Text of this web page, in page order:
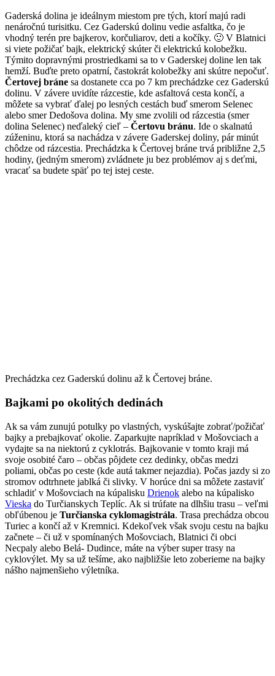
Gaderská dolina je ideálnym miestom pre tých, ktorí majú radi
nenáročnú turisitku. Cez Gaderskú dolinu vedie asfaltka, čo je
vhodný terén pre bajkerov, korčuliarov, deti a kočíky. 🙂 V Blatnici
si viete požičať bajk, elektrický skúter či elektrickú kolobežku.
Týmito dopravnými prostriedkami sa to v Gaderskej doline len tak
hemží. Buďte preto opatrní, častokrát kolobežky ani skútre nepočuť.
Čertovej bráne sa dostanete cca po 7 km prechádzke cez Gaderskú
dolinu. V závere uvidíte rázcestie, kde asfaltová cesta končí, a
môžete sa vybrať ďalej po lesných cestách buď smerom Selenec
alebo smer Dedošova dolina. My sme zvolili od rázcestia (smer
dolina Selenec) neďaleký cieľ – Čertovu bránu. Ide o skalnatú
zúženinu, ktorá sa nachádza v závere Gaderskej doliny, pár minút
chôdze od rázcestia. Prechádzka k Čertovej bráne trvá približne 2,5
hodiny, (jedným smerom) zvládnete ju bez problémov aj s deťmi,
vracať sa budete späť po tej istej ceste.
Prechádzka cez Gaderskú dolinu až k Čertovej bráne.
Bajkami po okolitých dedinách
Ak sa vám zunujú potulky po vlastných, vyskúšajte zobrať/požičať
bajky a prebajkovať okolie. Zaparkujte napríklad v Mošovciach a
vydajte sa na niektorú z cyklotrás. Bajkovanie v tomto kraji má
svoje osobité čaro – občas pôjdete cez dedinky, občas medzi
poliami, občas po ceste (kde autá takmer nejazdia). Počas jazdy si zo
stromov odtrhnete jablká či slivky. V horúce dni sa môžete zastaviť
schladiť v Mošovciach na kúpalisku Drienok alebo na kúpalisko
Vieska do Turčianskych Teplíc. Ak si trúfate na dlhšiu trasu – veľmi
obľúbenou je Turčianska cyklomagistrála. Trasa prechádza obcou
Turiec a končí až v Kremnici. Kdekoľvek však svoju cestu na bajku
začnete – či už v spomínaných Mošovciach, Blatnici či obci
Necpaly alebo Belá- Dudince, máte na výber super trasy na
cyklovýlet. My sa už tešíme, ako najbližšie leto zoberieme na bajky
nášho najmenšieho výletníka.